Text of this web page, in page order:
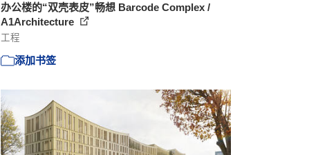
办公楼的“双壳表皮”畅想 Barcode Complex /
A1Architecture
工程
添加书签